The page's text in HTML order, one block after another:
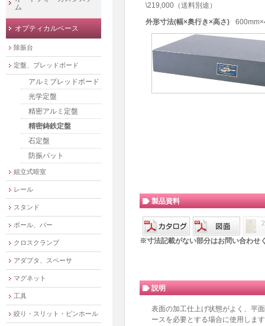
\219,000（送料別途）
外形寸法(幅×奥行き×高さ)
製品資料
※寸法記載がない部分はお問い合わせ
説明
表面の加工仕上げ状態がよく、平
ースを必要とする場合に使用しま
ム
オプティカルベース
除振台
定盤、ブレッドボード
アルミブレッドボード
光学定盤
精密アルミ定盤
精密鋳鉄定盤
石定盤
防振パット
組立式暗室
レール
スタンド
ポール、バー
クロスクランプ
アダプタ、スペーサ
マグネット
工具
絞り・スリット・ピンホール